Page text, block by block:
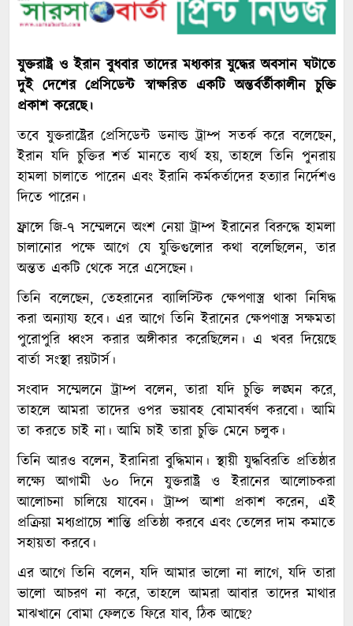
যুক্তরাষ্ট্র ও ইরান বুধবার তাদের মধ্যকার যুদ্ধের অবসান ঘটাতে
দুই দেশের প্রেসিডেন্ট স্বাক্ষরিত একটি অন্তর্বর্তীকালীন চুক্তি
প্রকাশ করেছে।
তবে যুক্তরাষ্ট্রের প্রেসিডেন্ট ডনাল্ড ট্রাম্প সতর্ক করে বলেছেন,
ইরান যদি চুক্তির শর্ত মানতে ব্যর্থ হয়, তাহলে তিনি পুনরায়
হামলা চালাতে পারেন এবং ইরানি কর্মকর্তাদের হত্যার নির্দেশও
দিতে পারেন।
ফ্রান্সে জি-৭ সম্মেলনে অংশ নেয়া ট্রাম্প ইরানের বিরুদ্ধে হামলা
চালানোর পক্ষে আগে যে যুক্তিগুলোর কথা বলেছিলেন, তার
অন্তত একটি থেকে সরে এসেছেন।
তিনি বলেছেন, তেহরানের ব্যালিস্টিক ক্ষেপণাস্ত্র থাকা নিষিদ্ধ
করা অন্যায্য হবে। এর আগে তিনি ইরানের ক্ষেপণাস্ত্র সক্ষমতা
পুরোপুরি ধ্বংস করার অঙ্গীকার করেছিলেন। এ খবর দিয়েছে
বার্তা সংস্থা রয়টার্স।
সংবাদ সম্মেলনে ট্রাম্প বলেন, তারা যদি চুক্তি লঙ্ঘন করে,
তাহলে আমরা তাদের ওপর ভয়াবহ বোমাবর্ষণ করবো। আমি
তা করতে চাই না। আমি চাই তারা চুক্তি মেনে চলুক।
তিনি আরও বলেন, ইরানিরা বুদ্ধিমান। স্থায়ী যুদ্ধবিরতি প্রতিষ্ঠার
লক্ষ্যে আগামী ৬০ দিনে যুক্তরাষ্ট্র ও ইরানের আলোচকরা
আলোচনা চালিয়ে যাবেন। ট্রাম্প আশা প্রকাশ করেন, এই
প্রক্রিয়া মধ্যপ্রাচ্যে শান্তি প্রতিষ্ঠা করবে এবং তেলের দাম কমাতে
সহায়তা করবে।
এর আগে তিনি বলেন, যদি আমার ভালো না লাগে, যদি তারা
ভালো আচরণ না করে, তাহলে আমরা আবার তাদের মাথার
মাঝখানে বোমা ফেলতে ফিরে যাব, ঠিক আছে?